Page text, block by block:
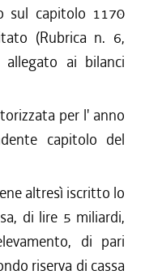
sul capitolo 1170
(Rubrica n. 6,
ai bilanci
per l' anno
capitolo del
altresì iscritto lo
di lire 5 miliardi,
di pari
riserva di cassa